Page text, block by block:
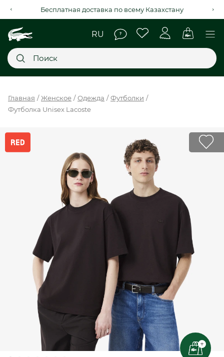
Рассрочка на 4 месяца через Kaspi Red+
НОВИНКИ
SALE
МУЖСКОЕ
ЖЕНСКОЕ
МЫ LACOSTE
Главная Женское Одежда
Футболки
Футболка Unisex Lacoste
+